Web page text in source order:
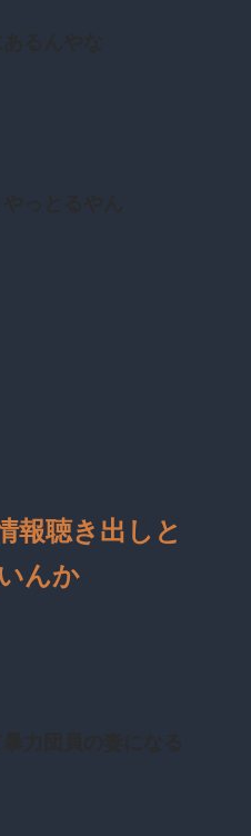
報聴き出しと
んか